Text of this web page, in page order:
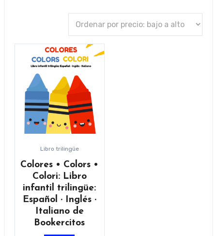
Libro trilingüe
Colores • Colors •
Colori: Libro
infantil trilingüe:
Español · Inglés ·
Italiano de
Bookercitos